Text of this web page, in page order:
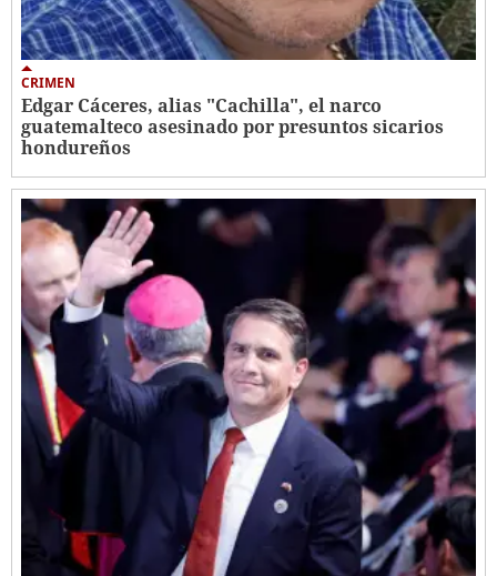
CRIMEN
Edgar Cáceres, alias "Cachilla", el narco
guatemalteco asesinado por presuntos sicarios
hondureños